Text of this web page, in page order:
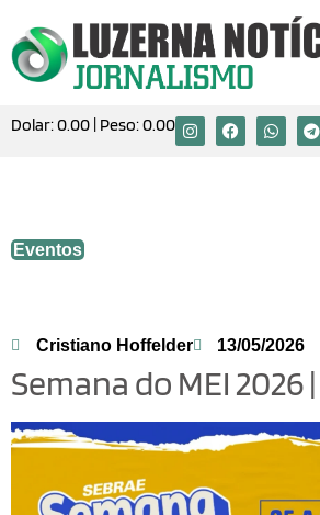
Dolar:0.00 | Peso:0.00
Eventos
Cristiano Hoffelder 13/05/2026
Semana do MEI 2026